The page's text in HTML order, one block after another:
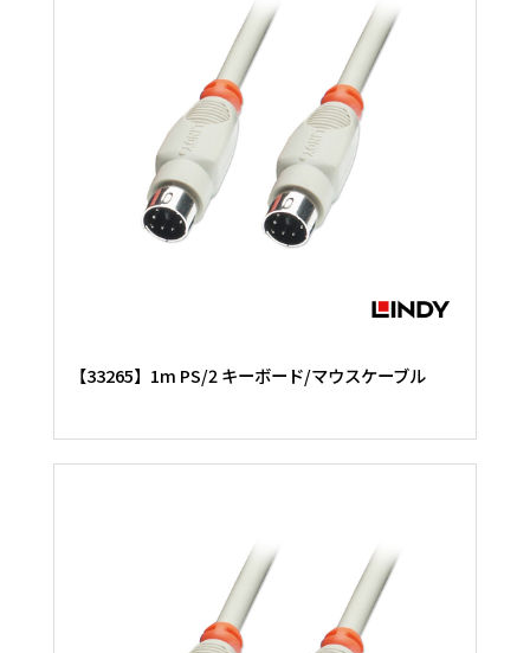
【33265】1m PS/2 キーボード/マウスケーブル